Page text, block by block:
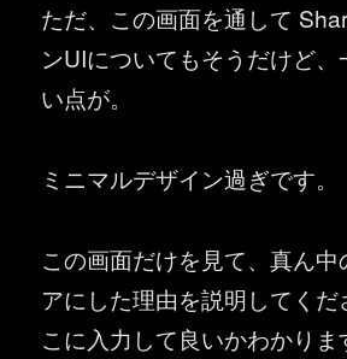
ただ、この画面を通して
ンUIについてもそうだけど、
い点が。
ミニマルデザイン過ぎです。
この画面だけを見て、真ん中
アにした理由を説明してく
こに入力して良いかわかり